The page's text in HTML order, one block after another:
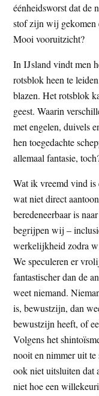
éénheidsworst dat
stof zijn wij gekomen
Mooi vooruitzicht?
In IJsland vindt men
rotsblok heen te
blazen. Het rotsblok
geest. Waarin
met engelen, duivels
hen toegedachte
allemaal fantasie,
Wat ik vreemd vind is
wat niet direct
beredeneerbaar is
begrijpen wij –
werkelijkheid zodra
We speculeren er
fantastischer dan de
weet niemand.
is, bewustzijn, dan
bewustzijn heeft, of
Volgens het
nooit en nimmer uit
ook niet uitsluiten dat
niet hoe een